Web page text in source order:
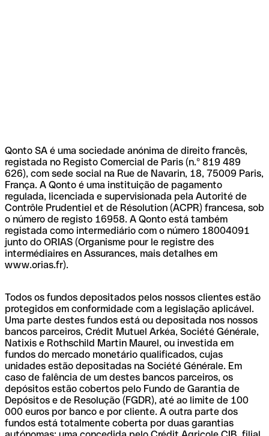
Qonto SA é uma sociedade anónima de direito francês,
registada no Registo Comercial de Paris (n.º 819 489
626), com sede social na Rue de Navarin, 18, 75009 Paris,
França. A Qonto é uma instituição de pagamento
regulada, licenciada e supervisionada pela Autorité de
Contrôle Prudentiel et de Résolution (ACPR) francesa, sob
o número de registo 16958. A Qonto está também
registada como intermediário com o número 18004091
junto do ORIAS (Organisme pour le registre des
intermédiaires en Assurances, mais detalhes em
www.orias.fr).
Todos os fundos depositados pelos nossos clientes estão
protegidos em conformidade com a legislação aplicável.
Uma parte destes fundos está ou depositada nos nossos
bancos parceiros, Crédit Mutuel Arkéa, Société Générale,
Natixis e Rothschild Martin Maurel, ou investida em
fundos do mercado monetário qualificados, cujas
unidades estão depositadas na Société Générale. Em
caso de falência de um destes bancos parceiros, os
depósitos estão cobertos pelo Fundo de Garantia de
Depósitos e de Resolução (FGDR), até ao limite de 100
000 euros por banco e por cliente. A outra parte dos
fundos está totalmente coberta por duas garantias